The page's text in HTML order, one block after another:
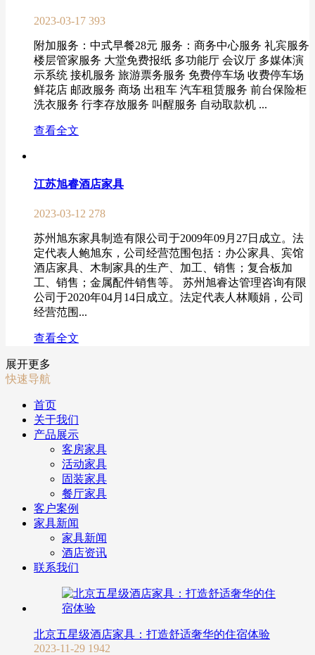
2023-03-17 393
附加服务：中式早餐28元 服务：商务中心服务 礼宾服务
楼层管家服务 大堂免费报纸 多功能厅 会议厅 多媒体演
示系统 接机服务 旅游票务服务 免费停车场 收费停车场
鲜花店 邮政服务 商场 出租车 汽车租赁服务 前台保险柜
洗衣服务 行李存放服务 叫醒服务 自动取款机 ...
查看全文
江苏旭睿酒店家具
2023-03-12 278
苏州旭东家具制造有限公司于2009年09月27日成立。法
定代表人鲍旭东，公司经营范围包括：办公家具、宾馆
酒店家具、木制家具的生产、加工、销售；复合板加
工、销售；金属配件销售等。 苏州旭睿达管理咨询有限
公司于2020年04月14日成立。法定代表人林顺娟，公司
经营范围...
查看全文
展开更多
快速导航
首页
关于我们
产品展示
客房家具
活动家具
固装家具
餐厅家具
客户案例
家具新闻
家具新闻
酒店资讯
联系我们
北京五星级酒店家具：打造舒适奢华的住宿体验
2023-11-29 1942